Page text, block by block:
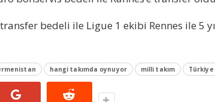
bedeli ile Ligue 1 ekibi Rennes ile 5
hangi takımda oynuyor milli takım Türkiye